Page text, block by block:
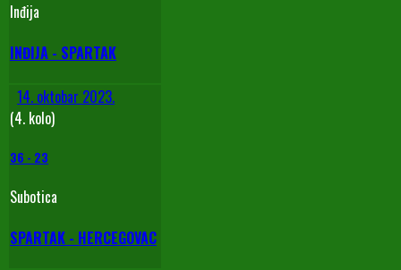
Inđija
INĐIJA - SPARTAK
14. oktobar 2023.
(4. kolo)
36 - 23
Subotica
SPARTAK - HERCEGOVAC